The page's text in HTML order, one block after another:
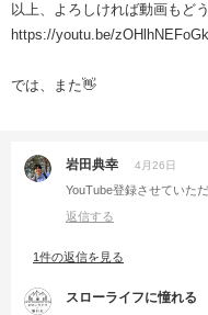
以上、よろしければ動画もど
https://youtu.be/
では、また👋
岩田典幸 4月26日
YouTube登録させていた
返信する
1件の返信を見る
スローライフに憧れる